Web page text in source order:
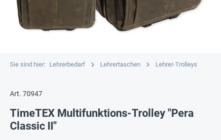
Sie sind hier: Lehrerbedarf Lehrertaschen Lehrer-Trolleys
Art. 70947
TimeTEX Multifunktions-Trolley "Pera
Classic II"